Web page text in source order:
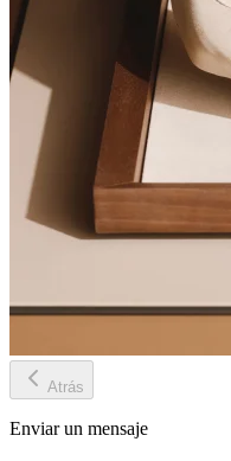
Atrás
Enviar un mensaje